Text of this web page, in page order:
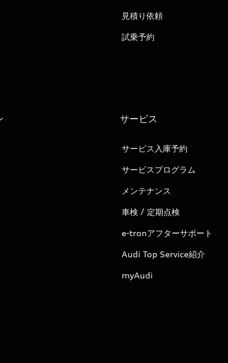
見積り依頼
試乗予約
サービス
サービス入庫予約
サービスプログラム
メンテナンス
車検 / 定期点検
e-tronアフターサポート
Audi Top Service紹介
myAudi